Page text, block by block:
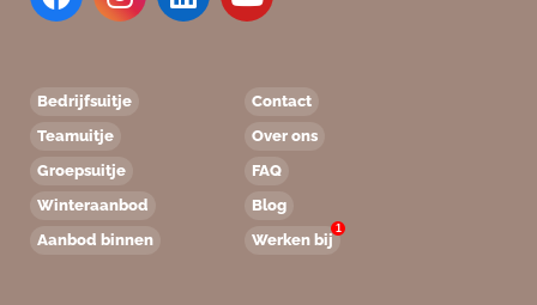
Bedrijfsuitje
Teamuitje
Groepsuitje
Winteraanbod
Aanbod binnen
Contact
Over ons
FAQ
Blog
Werken bij
1